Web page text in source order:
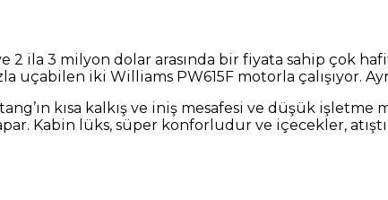
2 ila 3 milyon dolar arasında bir fiyata sahip çok
uçabilen iki Williams PW615F motorla çalışıyor.
kısa kalkış ve iniş mesafesi ve düşük
Kabin lüks, süper konforludur ve içecekler,